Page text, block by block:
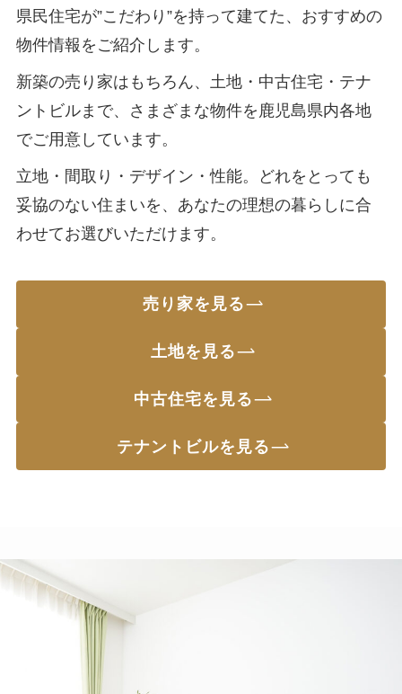
県民住宅が”こだわり”を持って建てた、おすすめの
物件情報をご紹介します。
新築の売り家はもちろん、土地・中古住宅・テナ
ントビルまで、さまざまな物件を鹿児島県内各地
でご用意しています。
立地・間取り・デザイン・性能。どれをとっても
妥協のない住まいを、あなたの理想の暮らしに合
わせてお選びいただけます。
売り家を見る
土地を見る
中古住宅を見る
テナントビルを見る